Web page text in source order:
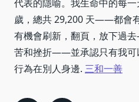
代表的隱喻。我生命中的每
歲，總共 29,200 天——都會
有機會刷新，翻頁，放下過
苦和挫折——並承認只有我可
行為在別人身邊. 三和一善